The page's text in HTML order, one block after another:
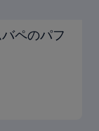
ペのパフ